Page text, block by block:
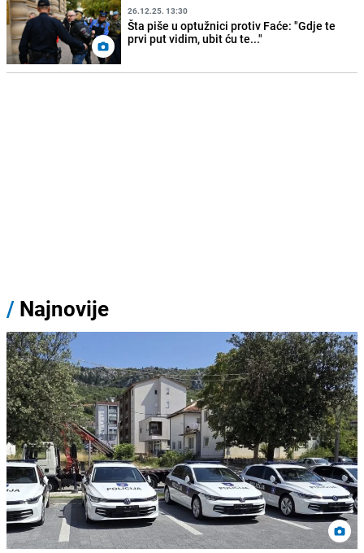
26.12.25. 13:30
Šta piše u optužnici protiv Faće: "Gdje te
prvi put vidim, ubit ću te..."
/ Najnovije